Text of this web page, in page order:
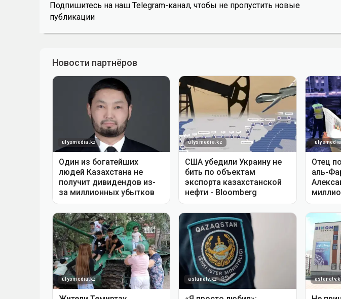
Подпишитесь на наш Telegram-канал, чтобы не пропустить новые
публикации